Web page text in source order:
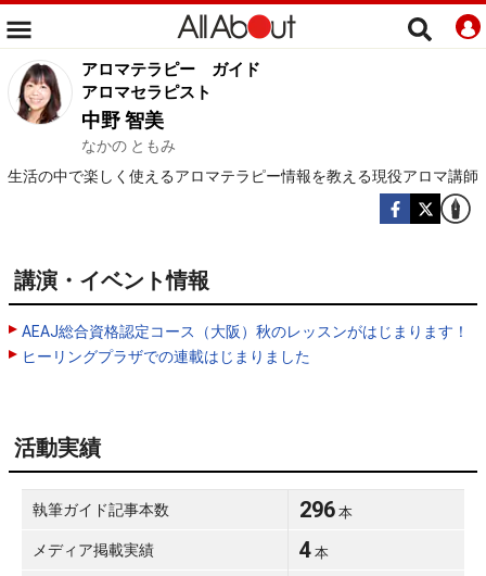
アロマテラピー
ガイド
アロマセラピスト
中野 智美
なかの ともみ
生活の中で楽しく使えるアロマテラピー情報を教える現役アロマ講師
講演・イベント情報
AEAJ総合資格認定コース（大阪）秋のレッスンがはじまります！
ヒーリングプラザでの連載はじまりました
活動実績
執筆ガイド記事本数 296 本
メディア掲載実績 4 本